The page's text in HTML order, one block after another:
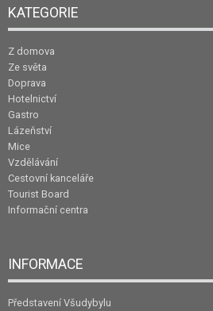
KATEGORIE
Z domova
Ze světa
Doprava
Hotelnictví
Gastro
Lázeňství
Mice
Vzdělávání
Cestovní kanceláře
Tourist Board
Informační centra
INFORMACE
Představení Všudybylu